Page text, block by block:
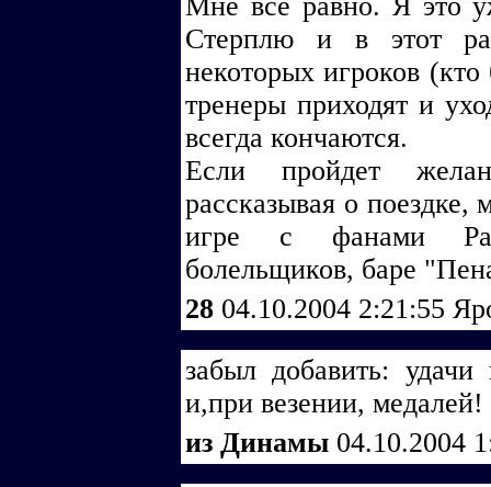
Стерплю и в этот
некоторых игроков
тренеры приходят и
всегда кончаются.
Если пройдет
рассказывая о
игре с фанами
болельщиков, баре
28 04.10.2004 2:21:55
забыл добавить:
и,при везении, медалей!
из Динамы 04.10.2004